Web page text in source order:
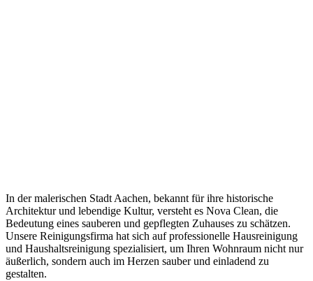
In der malerischen Stadt Aachen, bekannt für ihre historische
Architektur und lebendige Kultur, versteht es Nova Clean, die
Bedeutung eines sauberen und gepflegten Zuhauses zu schätzen.
Unsere Reinigungsfirma hat sich auf professionelle Hausreinigung
und Haushaltsreinigung spezialisiert, um Ihren Wohnraum nicht nur
äußerlich, sondern auch im Herzen sauber und einladend zu
gestalten.